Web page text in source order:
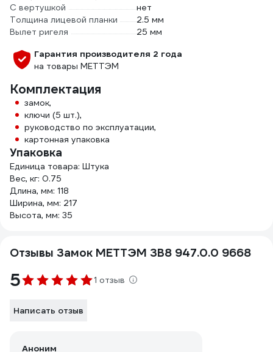
С вертушкой
нет
Толщина лицевой планки
2.5 мм
Вылет ригеля
25 мм
Гарантия производителя 2 года
на товары МЕТТЭМ
Комплектация
замок,
ключи (5 шт.),
руководство по эксплуатации,
картонная упаковка
Упаковка
Единица товара: Штука
Вес, кг: 0.75
Длина, мм: 118
Ширина, мм: 217
Высота, мм: 35
Отзывы Замок МЕТТЭМ ЗВ8 947.0.0 9668
5 1 отзыв
Написать отзыв
Аноним